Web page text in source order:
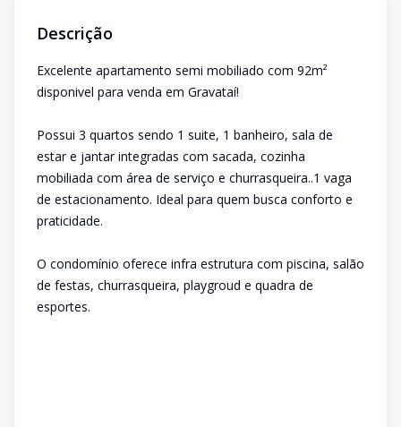
Descrição
Excelente apartamento semi mobiliado com 92m²
disponivel para venda em Gravataí!
Possui 3 quartos sendo 1 suite, 1 banheiro, sala de
estar e jantar integradas com sacada, cozinha
mobiliada com área de serviço e churrasqueira..1 vaga
de estacionamento. Ideal para quem busca conforto e
praticidade.
O condomínio oferece infra estrutura com piscina, salão
de festas, churrasqueira, playgroud e quadra de
esportes.